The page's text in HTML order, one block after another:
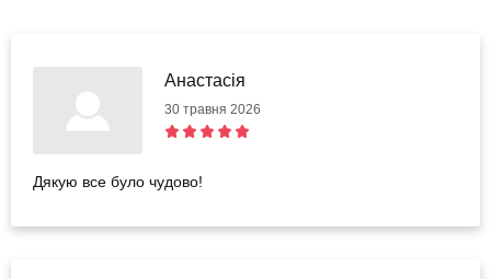
Анастасія
30 травня 2026
Дякую все було чудово!